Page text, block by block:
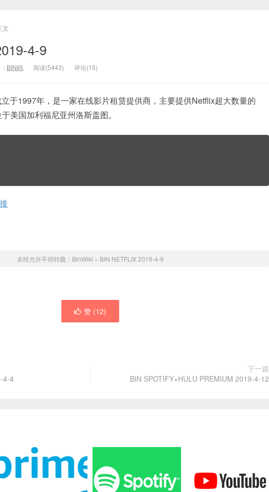
文
4-9
BIN码 阅读(5443) 评论(15)
于1997年，是一家在线影片租赁提供商，主要提供Netflix超大数量的
美国加利福尼亚州洛斯盖图。
未经允许不得转载： BinWiki » BIN NETFLIX 2019-4-9
赞 (12)
4-4
下一篇
BIN SPOTIFY+HULU PREMIUM 2019-4-12